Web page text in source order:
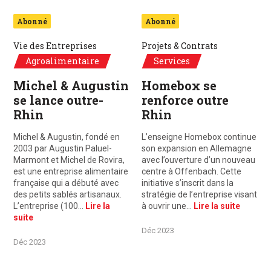
Abonné
Vie des Entreprises
Agroalimentaire
Michel & Augustin
se lance outre-
Rhin
Michel & Augustin, fondé en
2003 par Augustin Paluel-
Marmont et Michel de Rovira,
est une entreprise alimentaire
française qui a débuté avec
des petits sablés artisanaux.
L’entreprise (100…
Lire la
suite
Déc 2023
Abonné
Projets & Contrats
Services
Homebox se
renforce outre
Rhin
L’enseigne Homebox continue
son expansion en Allemagne
avec l’ouverture d’un nouveau
centre à Offenbach. Cette
initiative s’inscrit dans la
stratégie de l’entreprise visant
à ouvrir une…
Lire la suite
Déc 2023